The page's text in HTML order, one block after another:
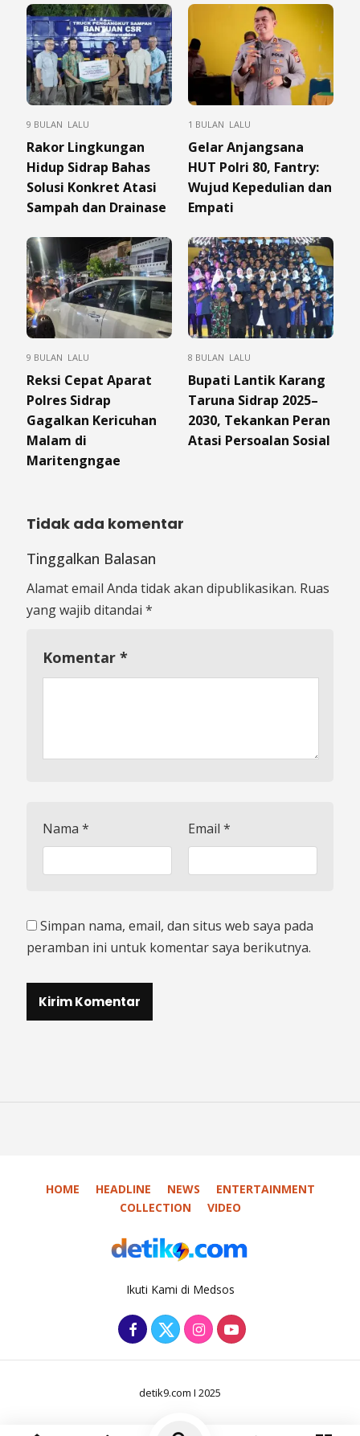
9 BULAN LALU
Rakor Lingkungan
Hidup Sidrap Bahas
Solusi Konkret Atasi
Sampah dan Drainase
1 BULAN LALU
Gelar Anjangsana
HUT Polri 80, Fantry:
Wujud Kepedulian dan
Empati
9 BULAN LALU
Reksi Cepat Aparat
Polres Sidrap
Gagalkan Kericuhan
Malam di
Maritengngae
8 BULAN LALU
Bupati Lantik Karang
Taruna Sidrap 2025–
2030, Tekankan Peran
Atasi Persoalan Sosial
Tidak ada komentar
Tinggalkan Balasan
Alamat email Anda tidak akan dipublikasikan. Ruas
yang wajib ditandai *
Komentar *
Nama * Email *
Simpan nama, email, dan situs web saya pada
peramban ini untuk komentar saya berikutnya.
HOME HEADLINE NEWS
ENTERTAINMENT
COLLECTION
VIDEO
Ikuti Kami di Medsos
detik9.com I 2025